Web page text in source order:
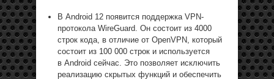
В Android 12 появится поддержка VPN-
протокола WireGuard. Он состоит из 4000
строк кода, в отличие от OpenVPN, который
состоит из 100 000 строк и используется
в Android сейчас. Это позволяет исключить
реализацию скрытых функций и обеспечить